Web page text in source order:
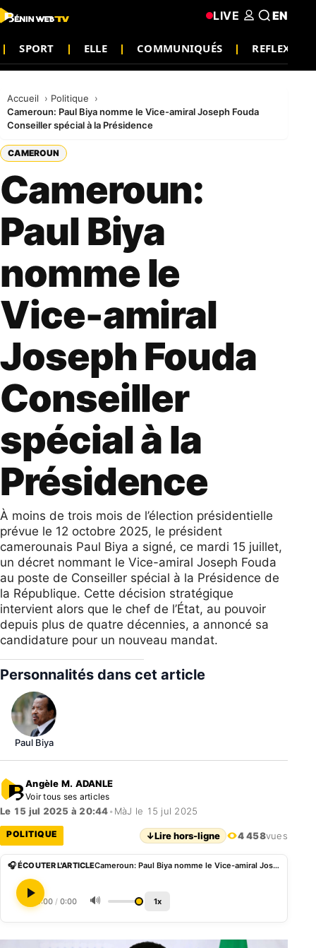
SPORT ELLE COMMUNIQUÉS REFLEXION
LIVE EN
Accueil
Politique
Cameroun: Paul Biya nomme le Vice-amiral Joseph Fouda
Conseiller spécial à la Présidence
CAMEROUN
Cameroun:
Paul Biya
nomme le
Vice-amiral
Joseph Fouda
Conseiller
spécial à la
Présidence
À moins de trois mois de l’élection présidentielle
prévue le 12 octobre 2025, le président
camerounais Paul Biya a signé, ce mardi 15 juillet,
un décret nommant le Vice-amiral Joseph Fouda
au poste de Conseiller spécial à la Présidence de
la République. Cette décision stratégique
intervient alors que le chef de l’État, au pouvoir
depuis plus de quatre décennies, a annoncé sa
candidature pour un nouveau mandat.
Personnalités dans cet article
Paul Biya
Angèle M. ADANLE
Voir tous ses articles
Le 15 jul 2025 à 20:44• MàJ le 15 jul 2025
POLITIQUE ↓Lire hors-ligne 4 458vues
🎧 ÉCOUTER L'ARTICLE Cameroun: Paul Biya nomme le Vice-amiral Joseph Fouda Conseiller spécial à la Présidence
0:00 / 0:00 🔊 1x